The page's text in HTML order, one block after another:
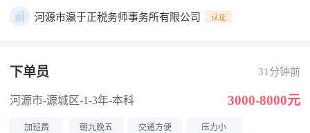
河源市瀛于正税务师事务所有限公司 认证
下单员 31分钟前
河源市-源城区-1-3年-本科 3000-8000元
加班费 朝九晚五 交通方便 压力小